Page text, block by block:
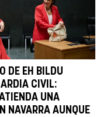
DE EH BILDU
CIVIL:
UNA
NAVARRA AUNQUE